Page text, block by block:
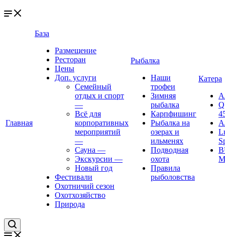
Главная
База
Размещение
Ресторан
Цены
Доп. услуги
Семейный
отдых и спорт
—
Всё для
корпоративных
мероприятий
—
Сауна —
Экскурсии —
Новый год
Фестивали
Охотничий сезон
Охотхозяйство
Природа
Рыбалка
Наши
трофеи
Зимняя
рыбалка
Карпфишинг
Рыбалка на
озерах и
ильменях
Подводная
охота
Правила
рыболовства
Катера